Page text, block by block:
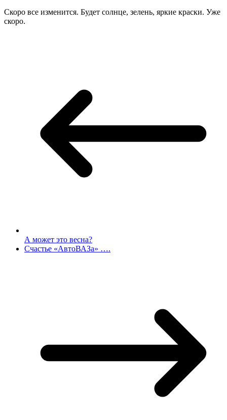
Скоро все изменится. Будет солнце, зелень, яркие краски. Уже
скоро.
А может это весна?
Счастье «АвтоВАЗа» ….